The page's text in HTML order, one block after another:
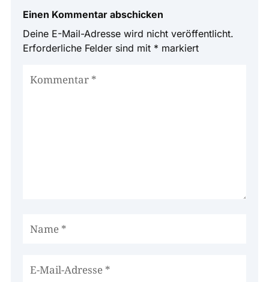
Einen Kommentar abschicken
Deine E-Mail-Adresse wird nicht veröffentlicht.
Erforderliche Felder sind mit * markiert